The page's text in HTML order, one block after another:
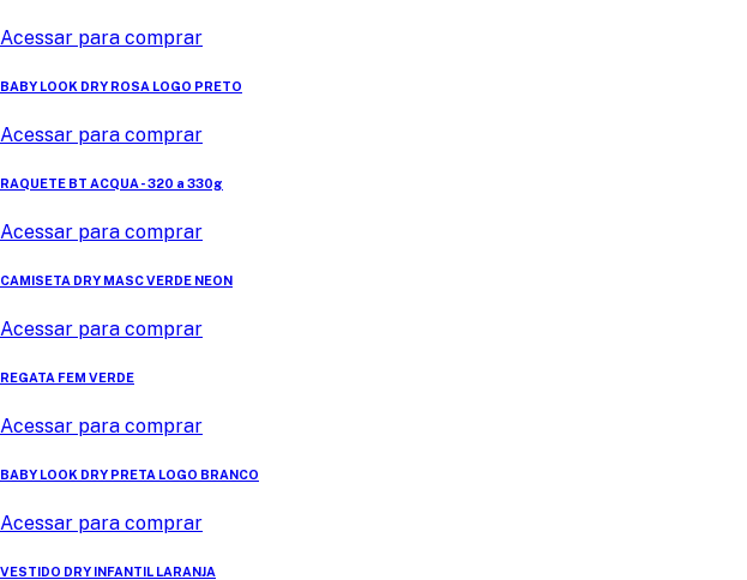
Acessar para comprar
BABY LOOK DRY ROSA LOGO PRETO
Acessar para comprar
RAQUETE BT ACQUA - 320 a 330g
Acessar para comprar
CAMISETA DRY MASC VERDE NEON
Acessar para comprar
REGATA FEM VERDE
Acessar para comprar
BABY LOOK DRY PRETA LOGO BRANCO
Acessar para comprar
VESTIDO DRY INFANTIL LARANJA